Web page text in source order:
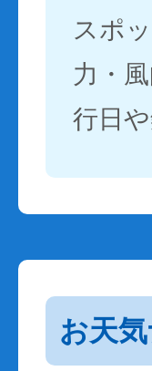
スポ
力・
行日
お天